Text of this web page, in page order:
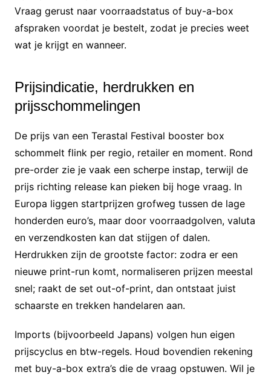
Vraag gerust naar voorraadstatus of buy-a-box
afspraken voordat je bestelt, zodat je precies weet
wat je krijgt en wanneer.
Prijsindicatie, herdrukken en
prijsschommelingen
De prijs van een Terastal Festival booster box
schommelt flink per regio, retailer en moment. Rond
pre-order zie je vaak een scherpe instap, terwijl de
prijs richting release kan pieken bij hoge vraag. In
Europa liggen startprijzen grofweg tussen de lage
honderden euro’s, maar door voorraadgolven, valuta
en verzendkosten kan dat stijgen of dalen.
Herdrukken zijn de grootste factor: zodra er een
nieuwe print-run komt, normaliseren prijzen meestal
snel; raakt de set out-of-print, dan ontstaat juist
schaarste en trekken handelaren aan.
Imports (bijvoorbeeld Japans) volgen hun eigen
prijscyclus en btw-regels. Houd bovendien rekening
met buy-a-box extra’s die de vraag opstuwen. Wil je